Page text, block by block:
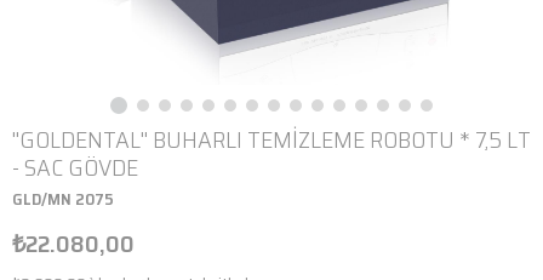
''GOLDENTAL'' BUHARLI TEMİZLEME ROBOTU * 7,5 LT
- SAC GÖVDE
GLD/MN 2075
₺22.080,00